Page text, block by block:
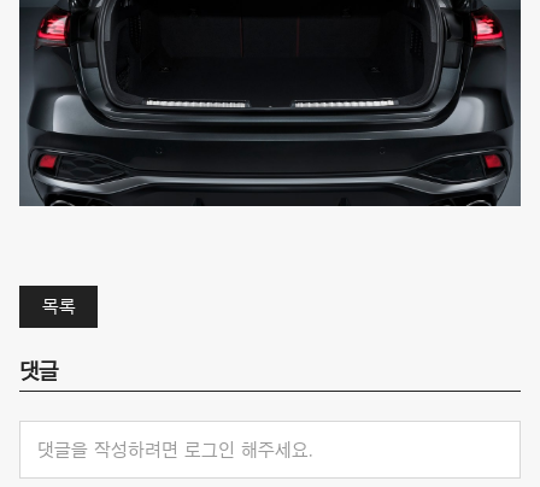
목록
댓글
댓글을 작성하려면 로그인 해주세요.